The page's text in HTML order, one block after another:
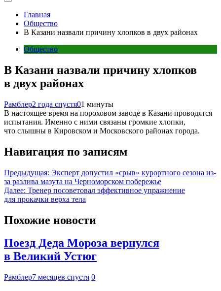
Главная
Общество
В Казани назвали причину хлопков в двух районах
Общество
В Казани назвали причину хлопков
в двух районах
Рамблер2 года спустя01 минуты
В настоящее время на пороховом заводе в Казани проводятся
испытания. Именно с ними связаны громкие хлопки,
что слышны в Кировском и Московского районах города.
Навигация по записям
Предыдущая: Эксперт допустил «срыв» курортного сезона из-
за разлива мазута на Черноморском побережье
Далее: Тренер посоветовал эффективное упражнение
для прокачки верха тела
Похожие новости
Поезд Деда Мороза вернулся
в Великий Устюг
Рамблер7 месяцев спустя 0